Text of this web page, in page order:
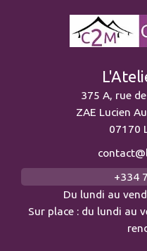
375 A, rue
ZAE Lucien
07170
+334
Du lundi au
Sur place : du lundi au